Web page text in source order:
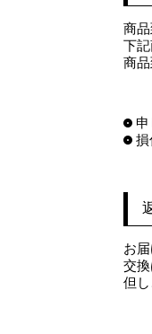
商
下
商
損
お
交
但